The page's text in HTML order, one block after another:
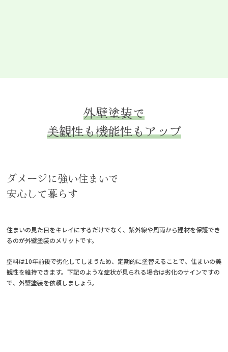
外壁塗装で
美観性も機能性もアップ
ダメージに強い住まいで
安心して暮らす
住まいの見た目をキレイにするだけでなく、紫外線や風雨から建材を保護でき
るのが外壁塗装のメリットです。
塗料は10年前後で劣化してしまうため、定期的に塗替えることで、住まいの美
観性を維持できます。下記のような症状が見られる場合は劣化のサインですの
で、外壁塗装を依頼しましょう。